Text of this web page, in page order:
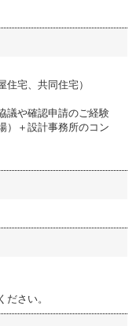
宅、共同住宅）
議や確認申請のご経験
）＋設計事務所のコン
さい。